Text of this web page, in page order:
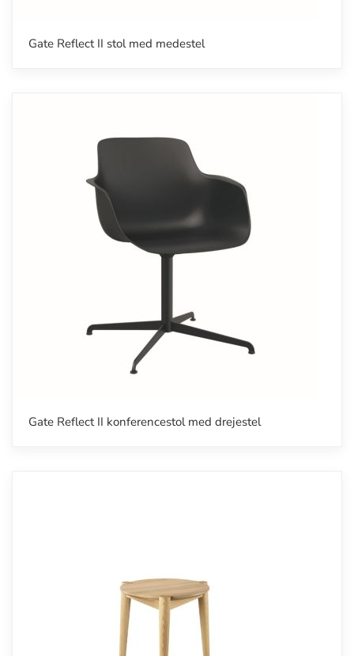
Gate Reflect II stol med medestel
Gate Reflect II konferencestol med drejestel